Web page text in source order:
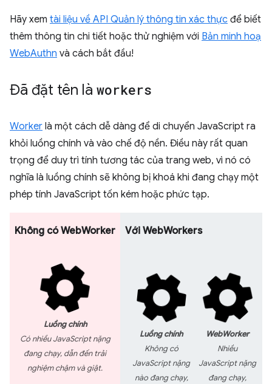
Hãy xem tài liệu về API Quản lý thông tin xác thực để biết
thêm thông tin chi tiết hoặc thử nghiệm với Bản minh hoạ
WebAuthn và cách bắt đầu!
Đã đặt tên là workers
Worker là một cách dễ dàng để di chuyển JavaScript ra
khỏi luồng chính và vào chế độ nền. Điều này rất quan
trọng để duy trì tính tương tác của trang web, vì nó có
nghĩa là luồng chính sẽ không bị khoá khi đang chạy một
phép tính JavaScript tốn kém hoặc phức tạp.
Không có WebWorker
Luồng chính
Có nhiều JavaScript nặng
đang chạy, dẫn đến trải
nghiệm chậm và giật.
Với WebWorkers
Luồng chính
Không có
JavaScript nặng
nào đang chạy,
WebWorker
Nhiều
JavaScript nặng
đang chạy,